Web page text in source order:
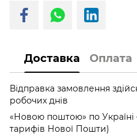
Доставка Оплата
Відправка замовлення
робочих днів
«Новою поштою» по Україні
тарифів Нової Пошти)